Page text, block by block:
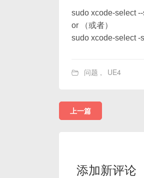
sudo xcode-select
or （或者）
sudo xcode-select -
问题 , UE4
上一篇
添加新评论